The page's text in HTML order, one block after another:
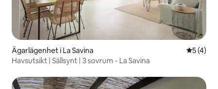
Ägarlägenhet i La Savina 5 av 5 i
5 (4)
Havsutsikt | Sällsynt | 3 sovrum - La Savina